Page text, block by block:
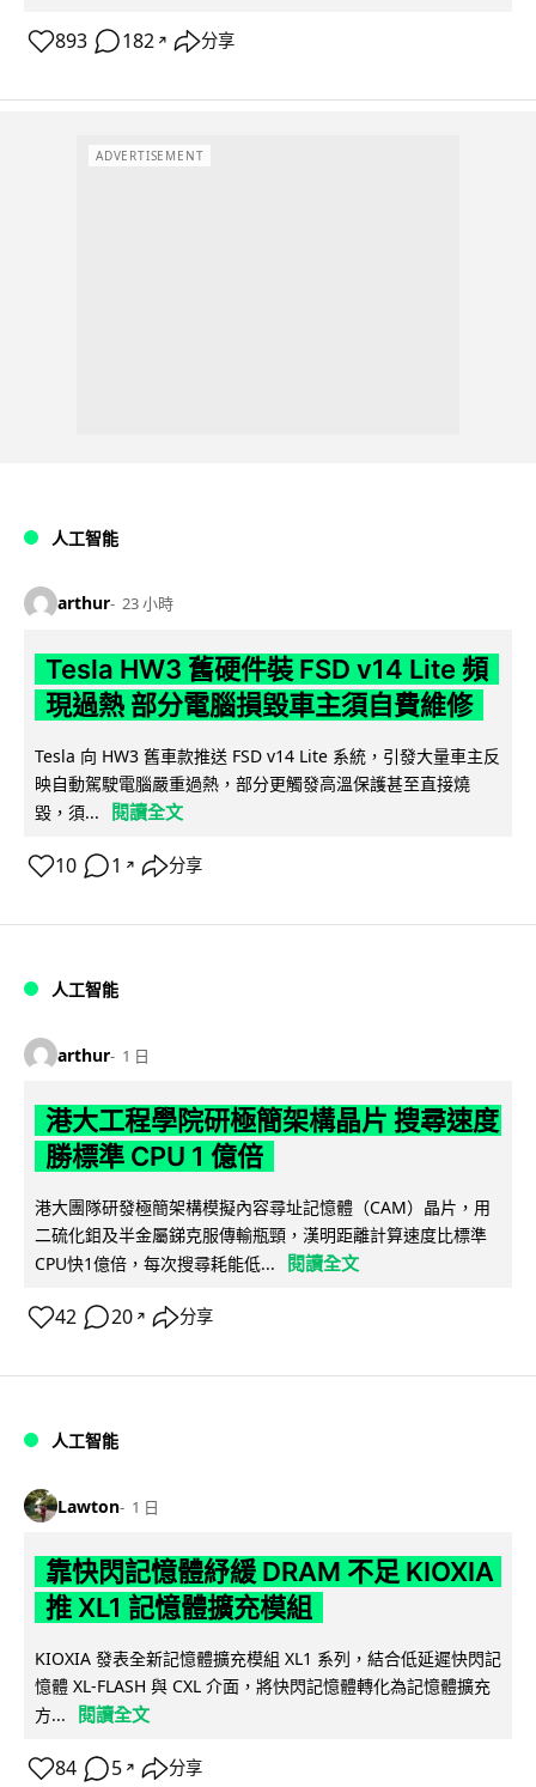
893 182 ↗ 分享
ADVERTISEMENT
人工智能
arthur 23 小時
Tesla HW3 舊硬件裝 FSD v14 Lite 頻
現過熱 部分電腦損毀車主須自費維修
Tesla 向 HW3 舊車款推送 FSD v14 Lite 系統，引發大量車主反
映自動駕駛電腦嚴重過熱，部分更觸發高溫保護甚至直接燒
毀，須...
閱讀全文
10 1 ↗ 分享
人工智能
arthur 1 日
港大工程學院研極簡架構晶片 搜尋速度
勝標準 CPU 1 億倍
港大團隊研發極簡架構模擬內容尋址記憶體（CAM）晶片，用
二硫化鉬及半金屬銻克服傳輸瓶頸，漢明距離計算速度比標準
CPU快1億倍，每次搜尋耗能低...
閱讀全文
42 20 ↗ 分享
人工智能
Lawton 1 日
靠快閃記憶體紓緩 DRAM 不足 KIOXIA
推 XL1 記憶體擴充模組
KIOXIA 發表全新記憶體擴充模組 XL1 系列，結合低延遲快閃記
憶體 XL-FLASH 與 CXL 介面，將快閃記憶體轉化為記憶體擴充
方...
閱讀全文
84 5 ↗ 分享